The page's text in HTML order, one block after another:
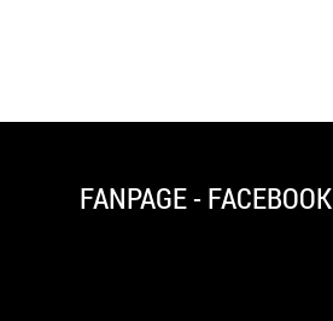
FANPAGE - FACEBOOK